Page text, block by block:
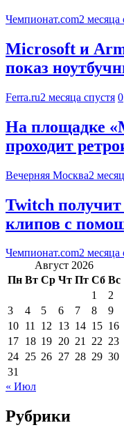
Чемпионат.com2 месяца
Microsoft и
показ
Ferra.ru2 месяца спустя 0
На площадке
проходит
Вечерняя Москва2
Twitch
клипов с
Чемпионат.com2 месяца
Август 2026
Пн Вт Ср Чт Пт Сб Вс
1
2
3
4 5 6 7 8
9
10 11 12 13 14 15 16
17 18 19 20 21 22 23
24 25 26 27 28 29 30
31
« Июл
Рубрики